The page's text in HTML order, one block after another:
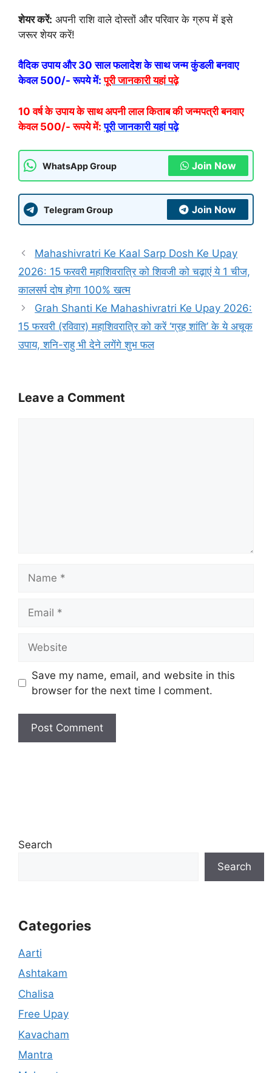
शेयर करें: अपनी राशि वाले दोस्तों और परिवार के ग्रुप में इसे
जरूर शेयर करें!
वैदिक उपाय और 30 साल फलादेश के साथ जन्म कुंडली बनवाए
केवल 500/- रूपये में: पूरी जानकारी यहां पढ़े
10 वर्ष के उपाय के साथ अपनी लाल किताब की जन्मपत्री बनवाए
केवल 500/- रूपये में: पूरी जानकारी यहां पढ़े
WhatsApp Group Join Now
Telegram Group Join Now
Mahashivratri Ke Kaal Sarp Dosh Ke Upay
2026: 15 फरवरी महाशिवरात्रि को शिवजी को चढ़ाएं ये 1 चीज,
कालसर्प दोष होगा 100% खत्म
Grah Shanti Ke Mahashivratri Ke Upay 2026:
15 फरवरी (रविवार) महाशिवरात्रि को करें ‘ग्रह शांति’ के ये अचूक
उपाय, शनि-राहु भी देने लगेंगे शुभ फल
Leave a Comment
Save my name, email, and website in this
browser for the next time I comment.
Search
Search
Categories
Aarti
Ashtakam
Chalisa
Free Upay
Kavacham
Mantra